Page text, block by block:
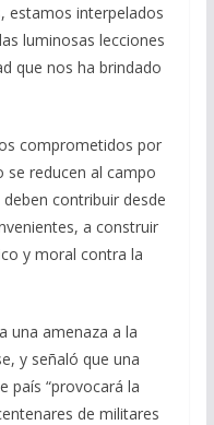
estamos interpelados
luminosas lecciones
que nos ha brindado
comprometidos por
se reducen al campo
contribuir desde
a construir
y moral contra la
una amenaza a la
y señaló que una
país “provocará la
de militares